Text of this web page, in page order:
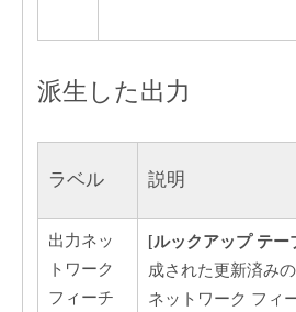
派生した出力
ラベル 説明
出力ネッ
トワーク
フィーチ
[ルックアップ テー
成された更新済み
ネットワーク フィ